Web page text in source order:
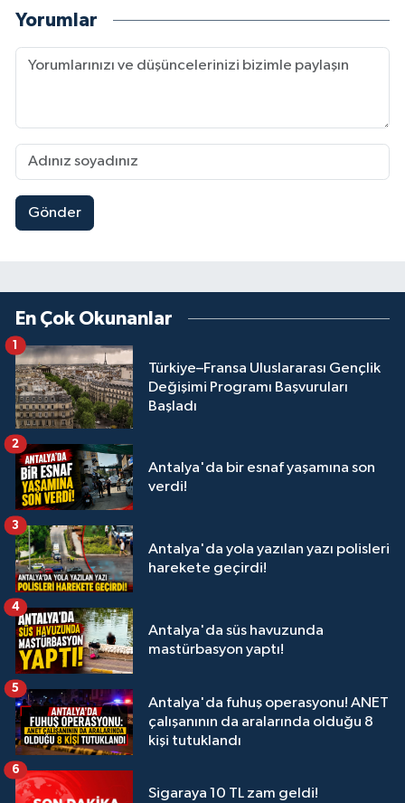
Yorumlar
Gönder
En Çok Okunanlar
Türkiye–Fransa Uluslararası Gençlik
Değişimi Programı Başvuruları
Başladı
1
Antalya'da bir esnaf yaşamına son
verdi!
2
Antalya'da yola yazılan yazı polisleri
harekete geçirdi!
3
Antalya'da süs havuzunda
mastürbasyon yaptı!
4
Antalya'da fuhuş operasyonu! ANET
çalışanının da aralarında olduğu 8
kişi tutuklandı
5
Sigaraya 10 TL zam geldi!
6